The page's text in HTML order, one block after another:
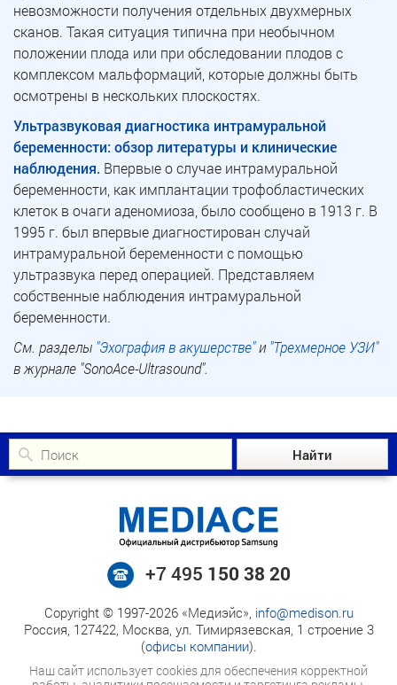
невозможности получения отдельных двухмерных
сканов. Такая ситуация типична при необычном
положении плода или при обследовании плодов с
комплексом мальформаций, которые должны быть
осмотрены в нескольких плоскостях.
Ультразвуковая диагностика интрамуральной
беременности: обзор литературы и клинические
наблюдения. Впервые о случае интрамуральной
беременности, как имплантации трофобластических
клеток в очаги аденомиоза, было сообщено в 1913 г. В
1995 г. был впервые диагностирован случай
интрамуральной беременности с помощью
ультразвука перед операцией. Представляем
собственные наблюдения интрамуральной
беременности.
См. разделы "Эхография в акушерстве"и"Трехмерное УЗИ"
в журнале "SonoAce-Ultrasound".
+7 495 150 38 20
Copyright © 1997-2026 «Медиэйс», info@medison.ru
Россия, 127422, Москва, ул. Тимирязевская, 1 строение 3
(офисы компании).
Наш сайт использует cookies для обеспечения корректной